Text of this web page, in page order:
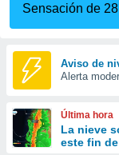
las
y
forma
digital
basada
Sensación de
Aviso de
Alerta
Última hora
La nieve
este fin